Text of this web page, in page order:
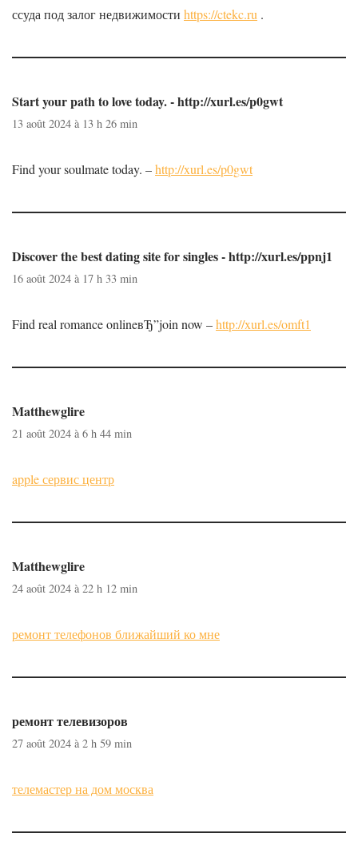
ссуда под залог недвижимости https://ctekc.ru .
Start your path to love today. - http://xurl.es/p0gwt
13 août 2024 à 13 h 26 min
Find your soulmate today. –http://xurl.es/p0gwt
Discover the best dating site for singles - http://xurl.es/ppnj1
16 août 2024 à 17 h 33 min
Find real romance onlineвЂ”join now –http://xurl.es/omft1
Matthewglire
21 août 2024 à 6 h 44 min
apple сервис центр
Matthewglire
24 août 2024 à 22 h 12 min
ремонт телефонов ближайший ко мне
ремонт телевизоров
27 août 2024 à 2 h 59 min
телемастер на дом москва